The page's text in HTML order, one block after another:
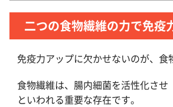
二つの食物繊維の力で免疫
免疫力アップに欠かせないのが、食
食物繊維は、腸内細菌を活性化させ
といわれる重要な存在です。